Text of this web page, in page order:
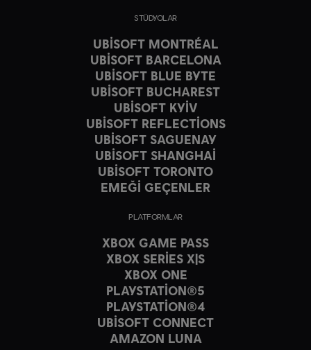
STÜDYOLAR
UBISOFT MONTRÉAL
UBISOFT BARCELONA
UBISOFT BLUE BYTE
UBISOFT BUCHAREST
UBISOFT KYIV
UBISOFT REFLECTIONS
UBISOFT SAGUENAY
UBISOFT SHANGHAI
UBISOFT TORONTO
EMEĞİ GEÇENLER
PLATFORMLAR
XBOX GAME PASS
XBOX SERIES X|S
XBOX ONE
PLAYSTATION®5
PLAYSTATION®4
UBISOFT CONNECT
AMAZON LUNA